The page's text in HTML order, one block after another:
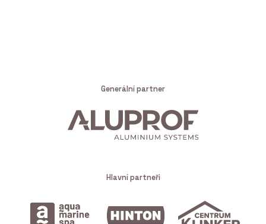
Generální partner
Hlavní partneři